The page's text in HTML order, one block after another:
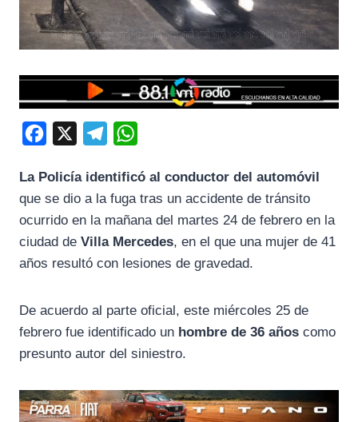
c
e
b
l
e
g
a
s
La Policía identificó al conductor del automóvil
que se dio a la fuga tras un accidente de tránsito
ocurrido en la mañana del martes 24 de febrero en la
ciudad de Villa Mercedes, en el que una mujer de 41
años resultó con lesiones de gravedad.
De acuerdo al parte oficial, este miércoles 25 de
febrero fue identificado un hombre de 36 años como
presunto autor del siniestro.